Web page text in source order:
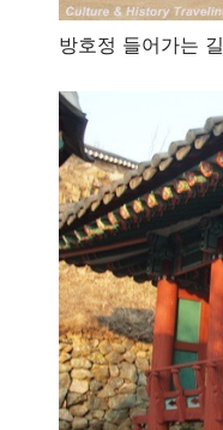
방호정 들어가는